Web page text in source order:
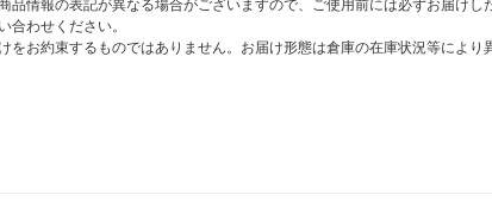
情報の表記が異なる場合がございますので、ご使用前には必ずお届けし
合わせください。
お約束するものではありません。お届け形態は倉庫の在庫状況等により